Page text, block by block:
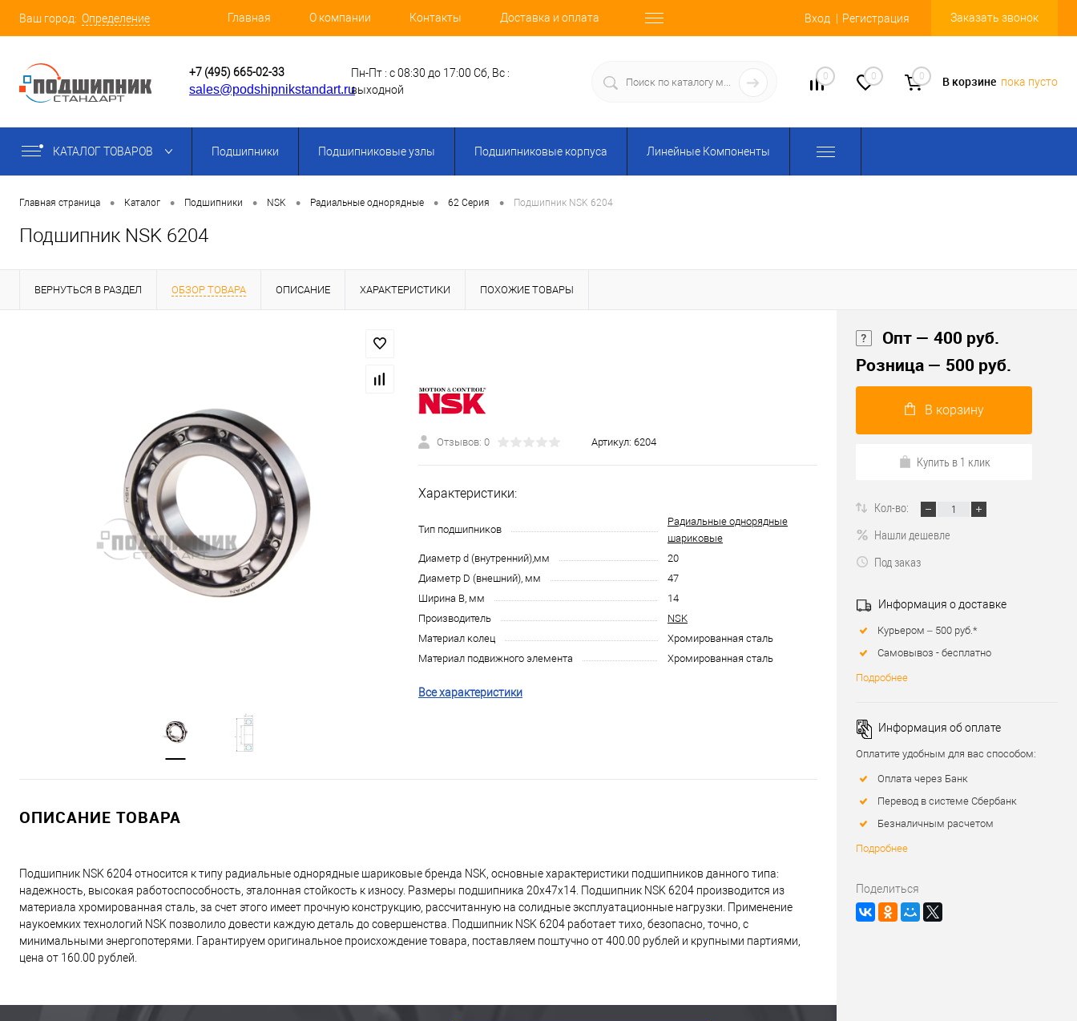
Ваш город: Определение Главная О компании Контакты Доставка и оплата Вход Регистрация Заказать звонок
+7 (495) 665-02-33
sales@podshipnikstandart.ru
Пн-Пт : с 08:30 до 17:00 Сб, Вс :
выходной
0 0 0 В корзине пока пусто
КАТАЛОГ ТОВАРОВ Подшипники Подшипниковые узлы Подшипниковые корпуса Линейные Компоненты
Главная страница • Каталог • Подшипники • NSK • Радиальные однорядные • 62 Серия • Подшипник NSK 6204
Подшипник NSK 6204
ВЕРНУТЬСЯ В РАЗДЕЛ ОБЗОР ТОВАРА ОПИСАНИЕ ХАРАКТЕРИСТИКИ ПОХОЖИЕ ТОВАРЫ
Отзывов: 0 Артикул: 6204
Характеристики:
Тип подшипников
Радиальные однорядные
шариковые
Диаметр d (внутренний),мм
20
Диаметр D (внешний), мм
47
Ширина B, мм
14
Производитель
NSK
Материал колец
Хромированная сталь
Материал подвижного элемента
Хромированная сталь
Все характеристики
ОПИСАНИЕ ТОВАРА
Подшипник NSK 6204 относится к типу радиальные однорядные шариковые бренда NSK, основные характеристики подшипников данного типа:
надежность, высокая работоспособность, эталонная стойкость к износу. Размеры подшипника 20x47x14. Подшипник NSK 6204 производится из
материала хромированная сталь, за счет этого имеет прочную конструкцию, рассчитанную на солидные эксплуатационные нагрузки. Применение
наукоемких технологий NSK позволило довести каждую деталь до совершенства. Подшипник NSK 6204 работает тихо, безопасно, точно, с
минимальными энергопотерями. Гарантируем оригинальное происхождение товара, поставляем поштучно от 400.00 рублей и крупными партиями,
цена от 160.00 рублей.
Опт — 400 руб.
Розница — 500 руб.
В корзину
Купить в 1 клик
Кол-во:
Нашли дешевле
Под заказ
Информация о доставке
Курьером – 500 руб.*
Самовывоз - бесплатно
Подробнее
Информация об оплате
Оплатите удобным для вас способом:
Оплата через Банк
Перевод в системе Сбербанк
Безналичным расчетом
Подробнее
Поделиться